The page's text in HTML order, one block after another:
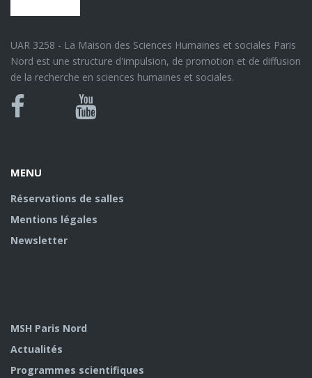
UAR 3258 - La Maison des Sciences Humaines et sociales Paris
Nord est une structure d'impulsion, de promotion et de diffusion
de la recherche en sciences humaines et sociales.
Bluesky
Canal
MENU
Réservations de salles
Mentions légales
Newsletter
MSH Paris Nord
Actualités
Programmes scientifiques